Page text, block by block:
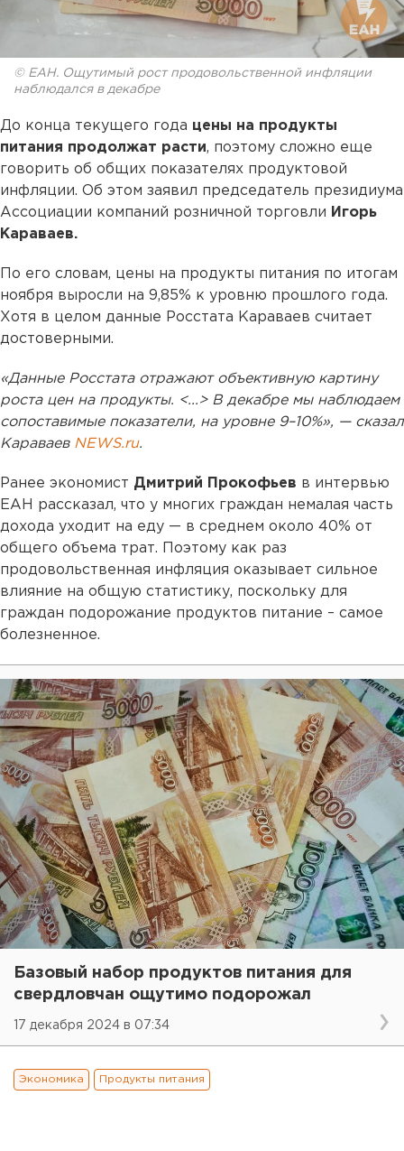
© ЕАН. Ощутимый рост продовольственной инфляции
наблюдался в декабре
До конца текущего года цены на продукты
питания продолжат расти, поэтому сложно еще
говорить об общих показателях продуктовой
инфляции. Об этом заявил председатель президиума
Ассоциации компаний розничной торговли Игорь
Караваев.
По его словам, цены на продукты питания по итогам
ноября выросли на 9,85% к уровню прошлого года.
Хотя в целом данные Росстата Караваев считает
достоверными.
«Данные Росстата отражают объективную картину
роста цен на продукты. <...> В декабре мы наблюдаем
сопоставимые показатели, на уровне 9–10%», — сказал
Караваев NEWS.ru.
Ранее экономист Дмитрий Прокофьев в интервью
ЕАН рассказал, что у многих граждан немалая часть
дохода уходит на еду — в среднем около 40% от
общего объема трат. Поэтому как раз
продовольственная инфляция оказывает сильное
влияние на общую статистику, поскольку для
граждан подорожание продуктов питание – самое
болезненное.
Базовый набор продуктов питания для
свердловчан ощутимо подорожал
17 декабря 2024 в 07:34
Экономика Продукты питания